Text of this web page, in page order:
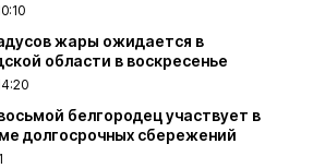
жары ожидается в
области в воскресенье
белгородец участвует в
долгосрочных сбережений